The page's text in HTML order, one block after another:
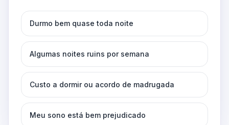
Durmo bem quase toda noite
Algumas noites ruins por semana
Custo a dormir ou acordo de madrugada
Meu sono está bem prejudicado